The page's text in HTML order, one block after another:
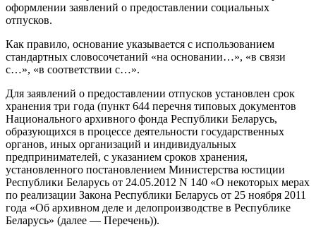
оформлении заявлений о предоставлении социальных
отпусков.
Как правило, основание указывается с использованием
стандартных словосочетаний «на основании…», «в связи
с…», «в соответствии с…».
Для заявлений о предоставлении отпусков установлен срок
хранения три года (пункт 644 перечня типовых документов
Национального архивного фонда Республики Беларусь,
образующихся в процессе деятельности государственных
органов, иных организаций и индивидуальных
предпринимателей, с указанием сроков хранения,
установленного постановлением Министерства юстиции
Республики Беларусь от 24.05.2012 N 140 «О некоторых мерах
по реализации Закона Республики Беларусь от 25 ноября 2011
года «Об архивном деле и делопроизводстве в Республике
Беларусь» (далее — Перечень)).